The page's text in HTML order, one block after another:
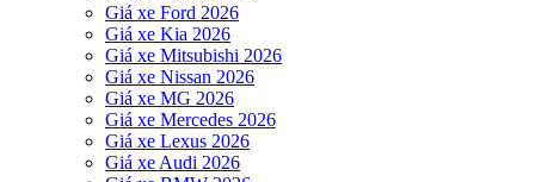
Giá xe Ford 2026
Giá xe Kia 2026
Giá xe Mitsubishi 2026
Giá xe Nissan 2026
Giá xe MG 2026
Giá xe Mercedes 2026
Giá xe Lexus 2026
Giá xe Audi 2026